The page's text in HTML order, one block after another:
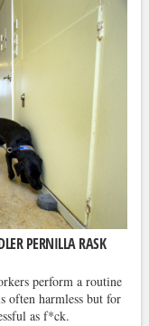
PERNILLA RASK
perform a routine
often harmless but for
as f*ck.